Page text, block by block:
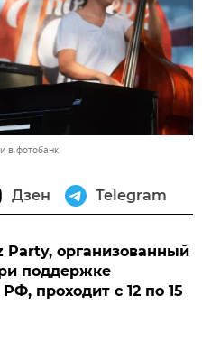
в фотобанк
Дзен Telegram
Party, организованный
поддержке
проходит с 12 по 15